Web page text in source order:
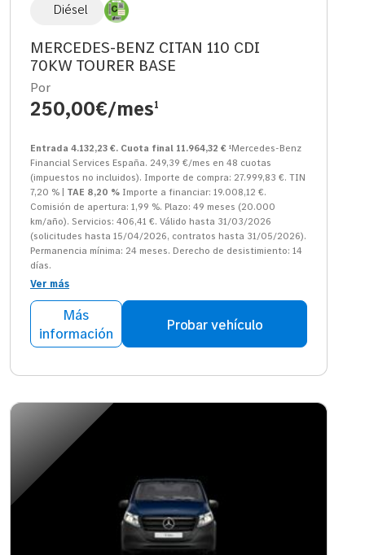
Diésel
MERCEDES-BENZ CITAN 110 CDI
70KW TOURER BASE
Por
250,00€/mes1
Entrada 4.132,23 €. Cuota final 11.964,32 € ¹Mercedes-Benz
Financial Services España. 249,39 €/mes en 48 cuotas
(impuestos no incluidos). Importe de compra: 27.999,83 €. TIN
7,20 % | TAE 8,20 % Importe a financiar: 19.008,12 €.
Comisión de apertura: 1,99 %. Plazo: 49 meses (20.000
km/año). Servicios: 406,41 €. Válido hasta 31/03/2026
(solicitudes hasta 15/04/2026, contratos hasta 31/05/2026).
Permanencia mínima: 24 meses. Derecho de desistimiento: 14
días.
Ver más
Más
información
Probar vehículo